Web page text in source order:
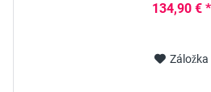
134,90 € *
Záložka